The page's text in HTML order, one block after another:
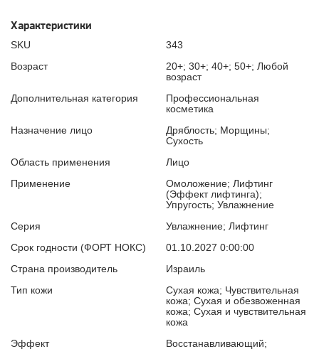
Характеристики
SKU
343
Возраст
20+; 30+; 40+; 50+; Любой
возраст
Дополнительная категория
Профессиональная
косметика
Назначение лицо
Дряблость; Морщины;
Сухость
Область применения
Лицо
Применение
Омоложение; Лифтинг
(Эффект лифтинга);
Упругость; Увлажнение
Серия
Увлажнение; Лифтинг
Срок годности (ФОРТ НОКС)
01.10.2027 0:00:00
Страна производитель
Израиль
Тип кожи
Сухая кожа; Чувствительная
кожа; Сухая и обезвоженная
кожа; Сухая и чувствительная
кожа
Эффект
Восстанавливающий;